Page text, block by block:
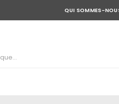
QUI SOMMES-